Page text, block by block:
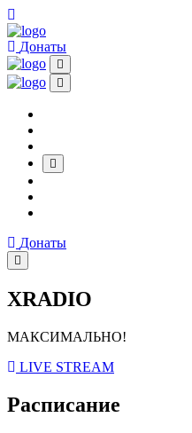
Донаты
Донаты
XRADIO
МАКСИМАЛЬНО!
LIVE STREAM
Расписание